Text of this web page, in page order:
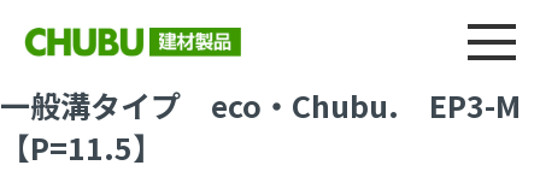
総合
一般溝タイプ eco・Chubu. EP3-M
【P=11.5】